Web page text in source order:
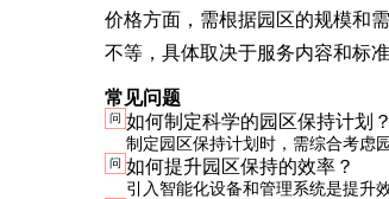
价格方面，需根据园区的规模和
不等，具体取决于服务内容和标准
常见问题
问 如何制定科学的园区保持计划？
制定园区保持计划时，需综合考虑
量等因素。建议分阶段实施，优先
问 如何提升园区保持的效率？
引入智能化设备和管理系统是提升